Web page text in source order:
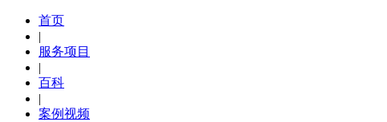
首页
|
服务项目
|
百科
|
案例视频